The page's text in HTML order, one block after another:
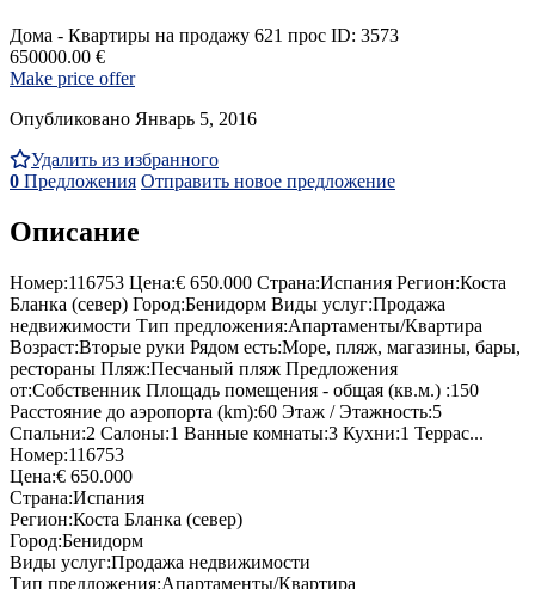
Дома - Квартиры на продажу 621 прос ID: 3573
650000.00 €
Make price offer
Опубликовано Январь 5, 2016
Удалить из избранного
0 Предложения Отправить новое предложение
Описание
Номер:116753 Цена:€ 650.000 Страна:Испания Регион:Коста
Бланка (север) Город:Бенидорм Виды услуг:Продажа
недвижимости Тип предложения:Апартаменты/Квартира
Возраст:Вторые руки Рядом есть:Море, пляж, магазины, бары,
рестораны Пляж:Песчаный пляж Предложения
от:Собственник Площадь помещения - общая (кв.м.) :150
Расстояние до аэропорта (km):60 Этаж / Этажность:5
Спальни:2 Салоны:1 Ванные комнаты:3 Кухни:1 Террас...
Номер:116753
Цена:€ 650.000
Страна:Испания
Регион:Коста Бланка (север)
Город:Бенидорм
Виды услуг:Продажа недвижимости
Тип предложения:Апартаменты/Квартира